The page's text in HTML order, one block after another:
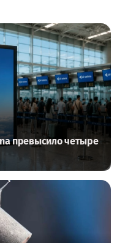
превысило четыре